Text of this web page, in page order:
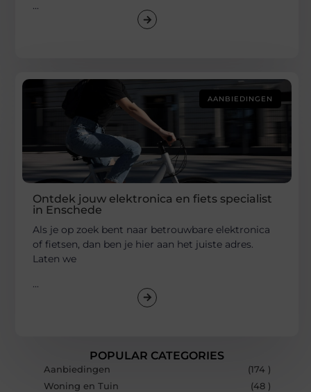
POPULAR CATEGORIES
Aanbiedingen
(174 )
Woning en Tuin
(48 )
...
AANBIEDINGEN
Ontdek jouw elektronica en fiets specialist
in Enschede
Als je op zoek bent naar betrouwbare elektronica
of fietsen, dan ben je hier aan het juiste adres.
Laten we
...